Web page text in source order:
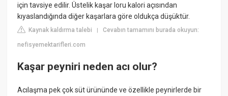
için tavsiye edilir. Üstelik kaşar loru kalori açısından
kıyaslandığında diğer kaşarlara göre oldukça düşüktür.
Kaynak kaldırma talebi |Cevabın tamamını burada okuyun:
nefisyemektarifleri.com
Kaşar peyniri neden acı olur?
Acılaşma pek çok süt ürününde ve özellikle peynirlerde bir